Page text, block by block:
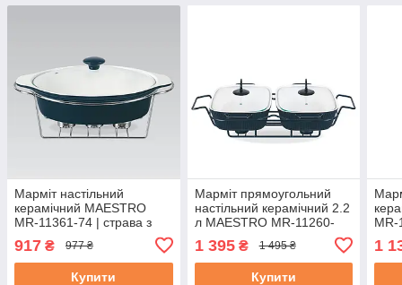
Марміт настільний
керамічний MAESTRO
MR-11361-74 | страва з
Маестро, Маестро
917 ₴ 977 ₴
Купити
Марміт прямоугольний
настільний керамічний 2.2
л MAESTRO MR-11260-
73-2 | страва з підігрівом
на підставці Маестро,
Маестро
1 395₴ 1 495 ₴
Купити
MR-
1